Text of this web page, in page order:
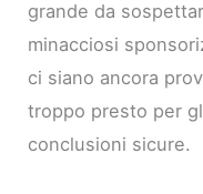
grande da
minacciosi
ci siano ancora
troppo presto per
conclusioni sicure.